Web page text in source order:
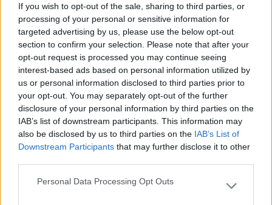
If you wish to opt-out of the sale, sharing to third parties, or
processing of your personal or sensitive information for
targeted advertising by us, please use the below opt-out
section to confirm your selection. Please note that after your
opt-out request is processed you may continue seeing
interest-based ads based on personal information utilized by
us or personal information disclosed to third parties prior to
your opt-out. You may separately opt-out of the further
disclosure of your personal information by third parties on the
IAB’s list of downstream participants. This information may
also be disclosed by us to third parties on the IAB’s List of
Downstream Participants that may further disclose it to other
Please note that this website/app uses one or more Google
Personal Data Processing Opt Outs
Novas Ferramentas De
Trabalho Na Investigação:
Entre A Velocidade E O
Essencial Humano
Energia Para O Regresso
Ao Escritório
Pesquisa